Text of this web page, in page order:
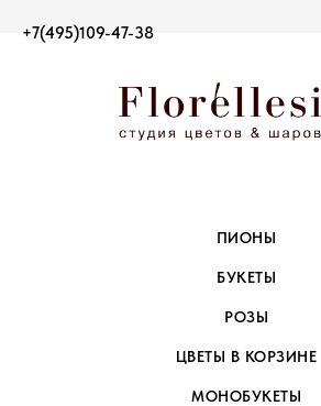
+7(495)109-47-38
ПИОНЫ
БУКЕТЫ
РОЗЫ
ЦВЕТЫ В КОРЗИНЕ
МОНОБУКЕТЫ